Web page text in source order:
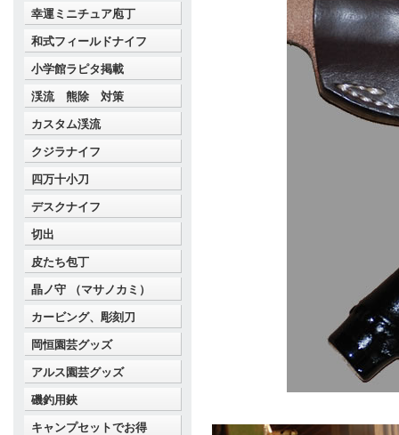
幸運ミニチュア庖丁
和式フィールドナイフ
小学館ラピタ掲載
渓流 熊除 対策
カスタム渓流
クジラナイフ
四万十小刀
デスクナイフ
切出
皮たち包丁
晶ノ守 （マサノカミ）
カービング、彫刻刀
岡恒園芸グッズ
アルス園芸グッズ
磯釣用鋏
キャンプセットでお得